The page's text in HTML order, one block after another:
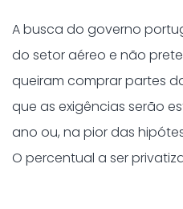
A busca do governo
do setor aéreo e não
queiram comprar partes
que as exigências serão
ano ou, na pior das
O percentual a ser